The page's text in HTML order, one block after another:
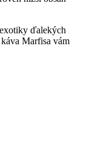
ďalekých
Marfisa vám